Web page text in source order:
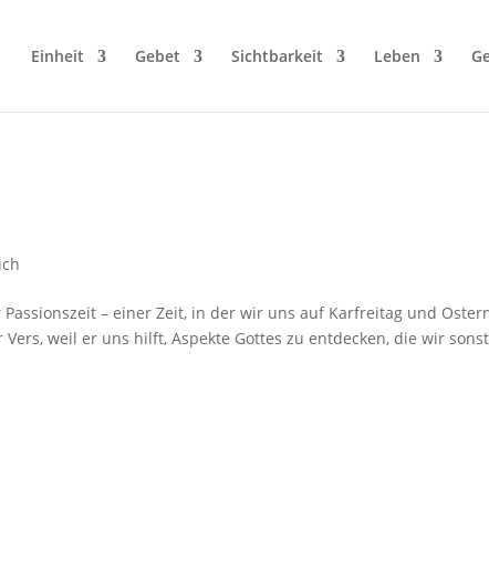
Einheit Gebet Sichtbarkeit Leben
– einer Zeit, in der wir uns auf Karfreitag und
weil er uns hilft, Aspekte Gottes zu entdecken, die wir